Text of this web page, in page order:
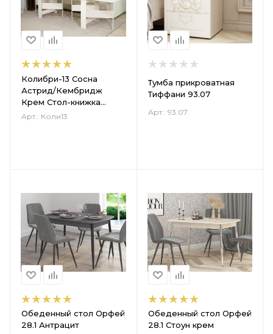
Колибри-13 Сосна
Астрид/Кембридж
Крем Стол-книжка
350(1670)
Арт.: Коли13
Тумба прикроватная
Тиффани 93.07
Арт.: 93.07
Обеденный стол Орфей
28.1 Антрацит
Обеденный стол Орфей
28.1 Стоун крем